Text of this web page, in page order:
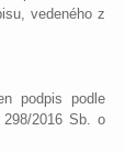
vedeného z
podpis podle
2016 Sb. o